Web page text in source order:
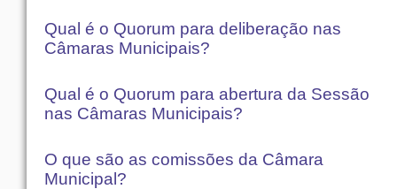
Qual é o Quorum para deliberação nas
Câmaras Municipais?
Qual é o Quorum para abertura da Sessão
nas Câmaras Municipais?
O que são as comissões da Câmara
Municipal?